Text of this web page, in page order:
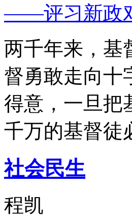
——评习新政
两千年来，基
督勇敢走向十
得意，一旦把
千万的基督徒
社会民生
程凯